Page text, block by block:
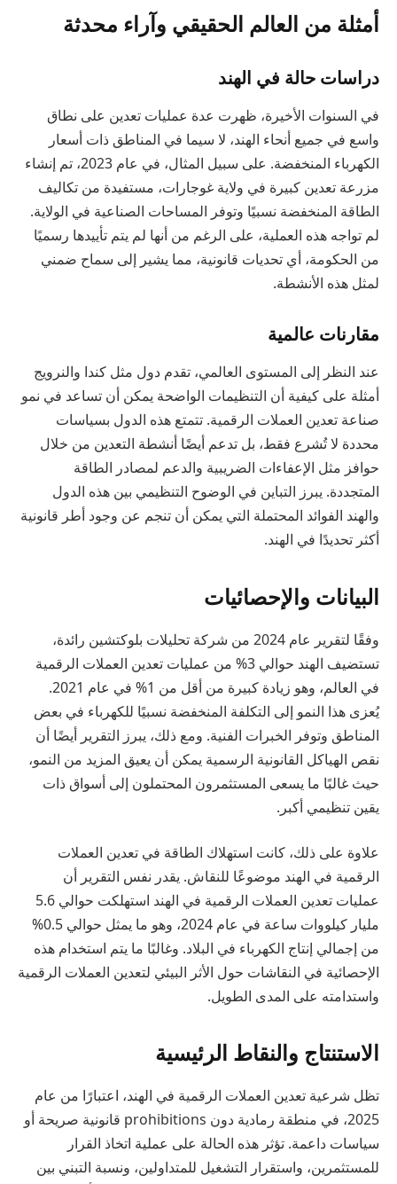
أمثلة من العالم الحقيقي وآراء محدثة
دراسات حالة في الهند
في السنوات الأخيرة، ظهرت عدة عمليات تعدين على نطاق
واسع في جميع أنحاء الهند، لا سيما في المناطق ذات أسعار
الكهرباء المنخفضة. على سبيل المثال، في عام 2023، تم إنشاء
مزرعة تعدين كبيرة في ولاية غوجارات، مستفيدة من تكاليف
الطاقة المنخفضة نسبيًا وتوفر المساحات الصناعية في الولاية.
لم تواجه هذه العملية، على الرغم من أنها لم يتم تأييدها رسميًا
من الحكومة، أي تحديات قانونية، مما يشير إلى سماح ضمني
لمثل هذه الأنشطة.
مقارنات عالمية
عند النظر إلى المستوى العالمي، تقدم دول مثل كندا والنرويج
أمثلة على كيفية أن التنظيمات الواضحة يمكن أن تساعد في نمو
صناعة تعدين العملات الرقمية. تتمتع هذه الدول بسياسات
محددة لا تُشرع فقط، بل تدعم أيضًا أنشطة التعدين من خلال
حوافز مثل الإعفاءات الضريبية والدعم لمصادر الطاقة
المتجددة. يبرز التباين في الوضوح التنظيمي بين هذه الدول
والهند الفوائد المحتملة التي يمكن أن تنجم عن وجود أطر قانونية
أكثر تحديدًا في الهند.
البيانات والإحصائيات
وفقًا لتقرير عام 2024 من شركة تحليلات بلوكتشين رائدة،
تستضيف الهند حوالي 3% من عمليات تعدين العملات الرقمية
في العالم، وهو زيادة كبيرة من أقل من 1% في عام 2021.
يُعزى هذا النمو إلى التكلفة المنخفضة نسبيًا للكهرباء في بعض
المناطق وتوفر الخبرات الفنية. ومع ذلك، يبرز التقرير أيضًا أن
نقص الهياكل القانونية الرسمية يمكن أن يعيق المزيد من النمو،
حيث غالبًا ما يسعى المستثمرون المحتملون إلى أسواق ذات
يقين تنظيمي أكبر.
علاوة على ذلك، كانت استهلاك الطاقة في تعدين العملات
الرقمية في الهند موضوعًا للنقاش. يقدر نفس التقرير أن
عمليات تعدين العملات الرقمية في الهند استهلكت حوالي 5.6
مليار كيلووات ساعة في عام 2024، وهو ما يمثل حوالي 0.5%
من إجمالي إنتاج الكهرباء في البلاد. وغالبًا ما يتم استخدام هذه
الإحصائية في النقاشات حول الأثر البيئي لتعدين العملات الرقمية
واستدامته على المدى الطويل.
الاستنتاج والنقاط الرئيسية
تظل شرعية تعدين العملات الرقمية في الهند، اعتبارًا من عام
2025، في منطقة رمادية دون prohibitions قانونية صريحة أو
سياسات داعمة. تؤثر هذه الحالة على عملية اتخاذ القرار
للمستثمرين، واستقرار التشغيل للمتداولين، ونسبة التبني بين